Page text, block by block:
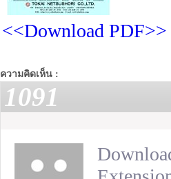
<<Download PDF>>
ความคิดเห็น :
1091